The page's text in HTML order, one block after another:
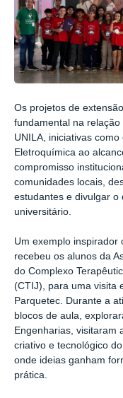
Os projetos de
fundamental na
UNILA, iniciativas
Eletroquímica ao
compromisso
comunidades locais,
estudantes e divulgar o
universitário.
Um exemplo
recebeu os alunos da
do Complexo
(CTIJ), para uma visita
Parquetec. Durante a
blocos de aula,
Engenharias, visitaram
criativo e tecnológico
onde ideias ganham
prática.